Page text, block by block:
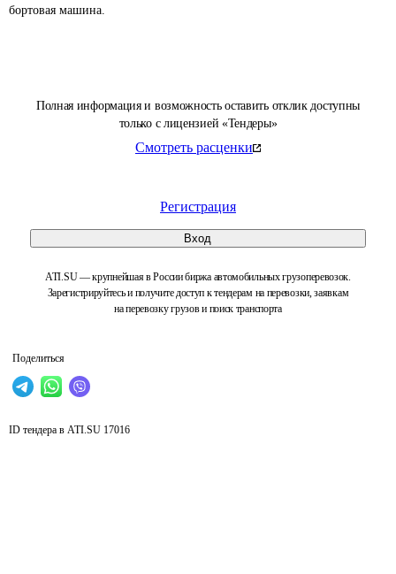
Полная информация и возможность оставить отклик доступны
только с лицензией «Тендеры»
Смотреть расценки
Регистрация
Вход
ATI.SU — крупнейшая в России биржа автомобильных грузоперевозок.
Зарегистрируйтесь и получите доступ к тендерам на перевозки, заявкам
на перевозку грузов и поиск транспорта
Поделиться
бортовая машина.
ID тендера в ATI.SU 17016